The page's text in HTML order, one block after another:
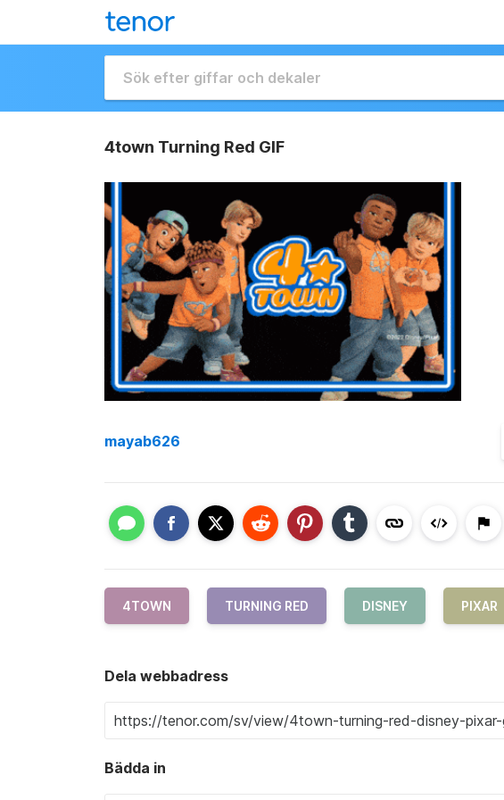
4town Turning Red GIF
mayab626
4TOWN TURNING RED DISNEY PIXAR
Dela webbadress
Bädda in